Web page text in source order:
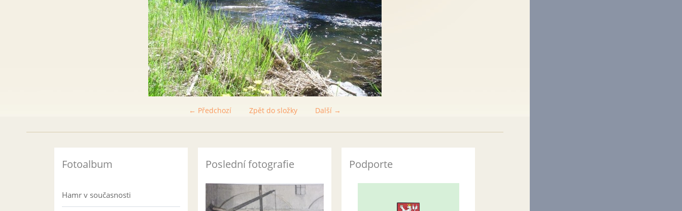
← Předchozí Další →
Zpět do složky
Fotoalbum
Hamr v současnosti
Poslední fotografie Podporte